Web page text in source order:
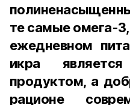
те самые омега-
ежедневном
икра
продуктом, а
рационе